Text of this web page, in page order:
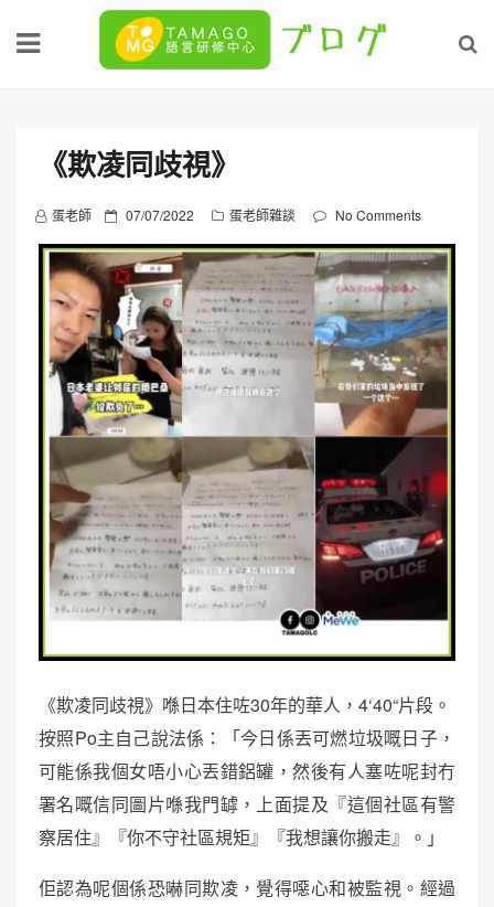
《欺凌同歧視》
蛋老師
P
o
s
e
d
o
n
07/07/2022 蛋老師雜談 No Comments
《欺凌同歧視》喺日本住咗30年的華人，4‘40“片段。
按照Po主自己說法係：「今日係丟可燃垃圾嘅日子，
可能係我個女唔小心丟錯鋁罐，然後有人塞咗呢封冇
署名嘅信同圖片喺我門罅，上面提及『這個社區有警
察居住』『你不守社區規矩』『我想讓你搬走』。」
佢認為呢個係恐嚇同欺凌，覺得噁心和被監視。經過